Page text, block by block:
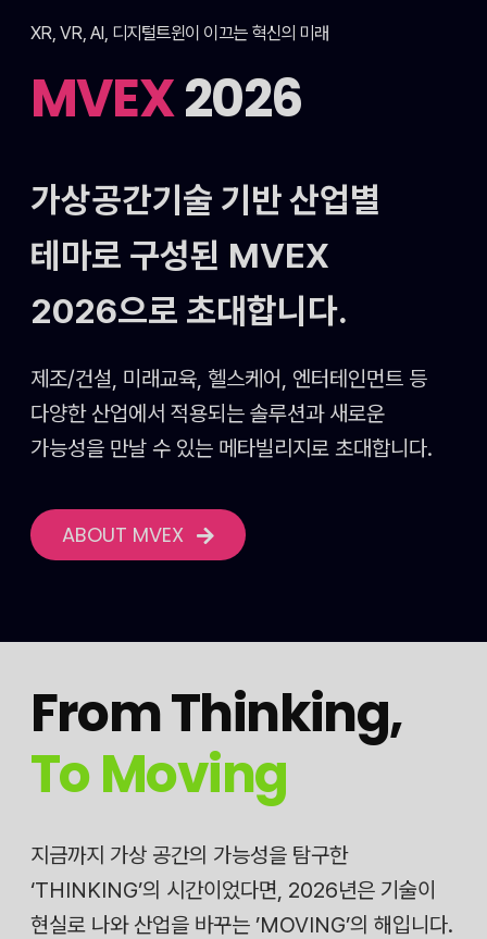
XR, VR, AI, 디지털트윈이 이끄는 혁신의 미래
MVEX2026
가상공간기술 기반 산업별
테마로 구성된 MVEX
2026으로 초대합니다.
제조/건설, 미래교육, 헬스케어, 엔터테인먼트 등
다양한 산업에서 적용되는 솔루션과 새로운
가능성을만날 수 있는 메타빌리지로 초대합니다.
ABOUT MVEX
From Thinking,
To Moving
지금까지 가상 공간의 가능성을 탐구한
‘THINKING’의 시간이었다면, 2026년은 기술이
현실로 나와 산업을 바꾸는 ’MOVING’의 해입니다.